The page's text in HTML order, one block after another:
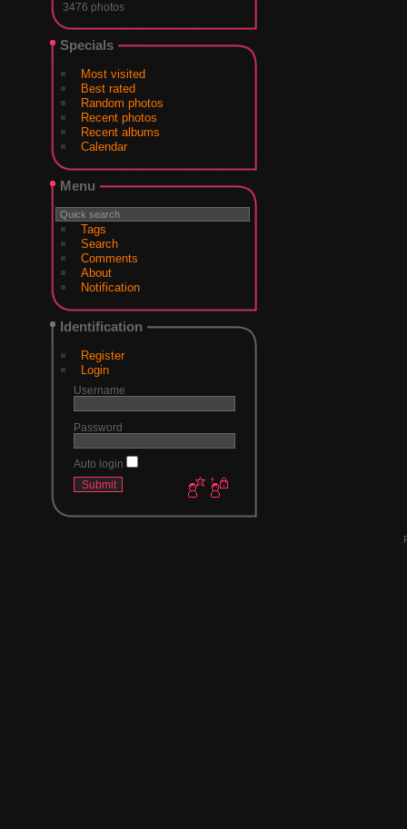
3476 photos
Specials
Most visited
Best rated
Random photos
Recent photos
Recent albums
Calendar
Menu
Tags
Search
Comments
About
Notification
Identification
Register
Login
Username
Password
Auto login